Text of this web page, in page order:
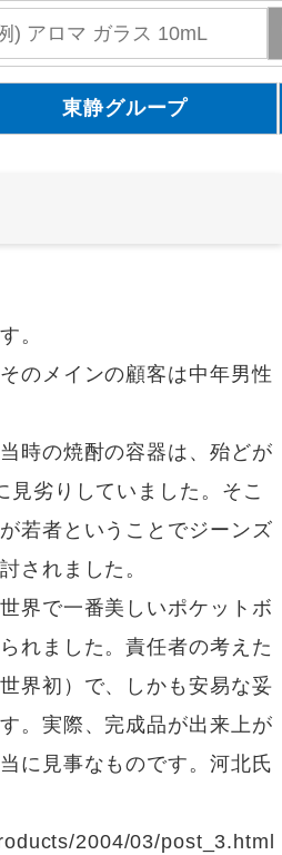
。
のメインの顧客は中年男性
時の焼酎の容器は、殆どが
見劣りしていました。そこ
若者ということでジーンズ
されました。
界で一番美しいポケットボ
れました。責任者の考えた
界初）で、しかも安易な妥
。実際、完成品が出来上が
に見事なものです。河北氏
2004/03/post_3.html
東静グループ